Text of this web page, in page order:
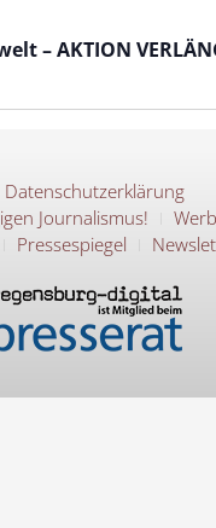
– AKTION
Datenschutzerklärung
Journalismus!
Pressespiegel